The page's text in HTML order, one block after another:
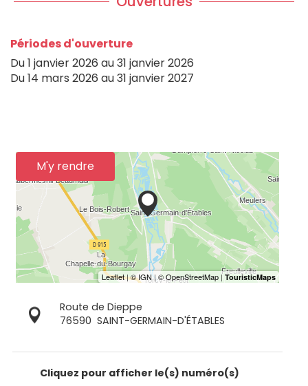
Périodes d'ouverture
Du1 janvier 2026 au31 janvier 2026
Du14 mars 2026 au31 janvier 2027
M'y rendre
Route de Dieppe
76590 SAINT-GERMAIN-D'ÉTABLES
Cliquez pour afficher le(s) numéro(s)